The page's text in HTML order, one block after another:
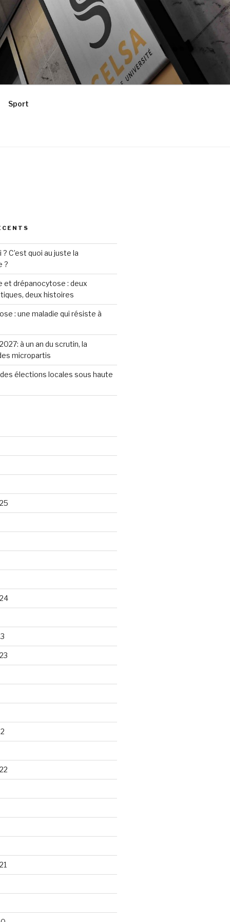
Sport
C’est quoi au juste la
?
et drépanocytose : deux
deux histoires
: une maladie qui résiste à
à un an du scrutin, la
micropartis
des élections locales sous haute